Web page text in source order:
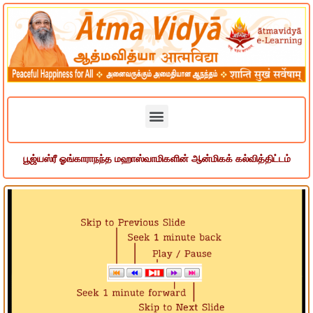
பூஜ்யஸ்ரீ ஓங்காராநந்த மஹாஸ்வாமிகளின் ஆன்மிகக் கல்வித்திட்டம்